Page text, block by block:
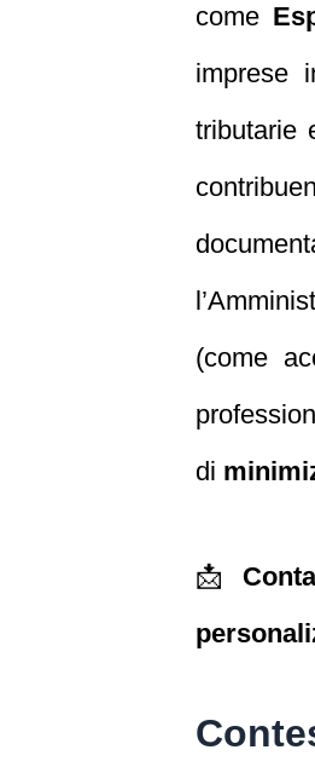
come
imprese
tributarie
(come
di
📩